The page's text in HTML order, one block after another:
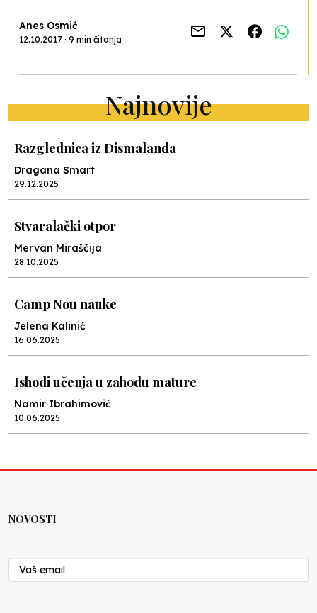
Anes Osmić
12.10.2017 · 9 min čitanja
Najnovije
Razglednica iz Dismalanda
Dragana Smart
29.12.2025
Stvaralački otpor
Mervan Miraščija
28.10.2025
Camp Nou nauke
Jelena Kalinić
16.06.2025
Ishodi učenja u zahodu mature
Namir Ibrahimović
10.06.2025
Nenad Veličković
29.10.2024
NOVOSTI